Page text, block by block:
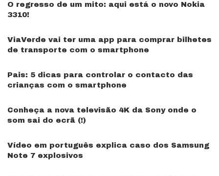
O regresso de um mito: aqui está o novo Nokia
3310!
ViaVerde vai ter uma app para comprar bilhetes
de transporte com o smartphone
Pais: 5 dicas para controlar o contacto das
crianças com o smartphone
Conheça a nova televisão 4K da Sony onde o
som sai do ecrã (!)
Vídeo em português explica caso dos Samsung
Note 7 explosivos